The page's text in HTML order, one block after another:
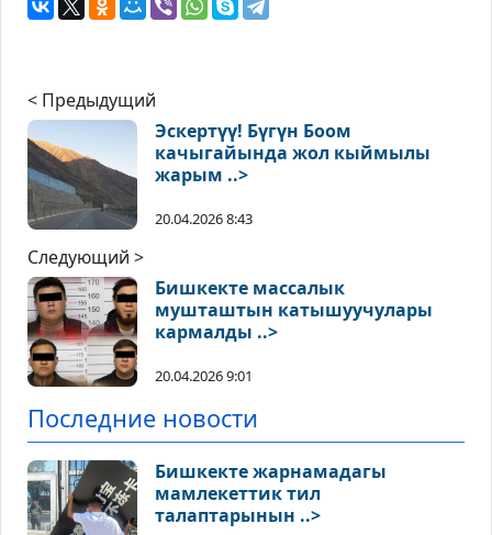
< Предыдущий
Эскертүү! Бүгүн Боом
качыгайында жол кыймылы
жарым ..>
20.04.2026 8:43
Следующий >
Бишкекте массалык
мушташтын катышуучулары
кармалды ..>
20.04.2026 9:01
Последние новости
Бишкекте жарнамадагы
мамлекеттик тил
талаптарынын ..>